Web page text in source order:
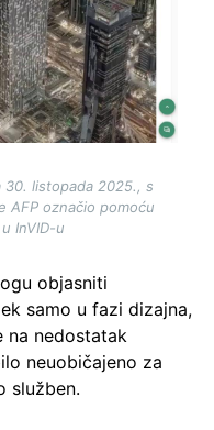
30. listopada 2025., s
AFP označio pomoću
InVID-u
objasniti
samo u fazi dizajna,
na nedostatak
neuobičajeno za
služben.